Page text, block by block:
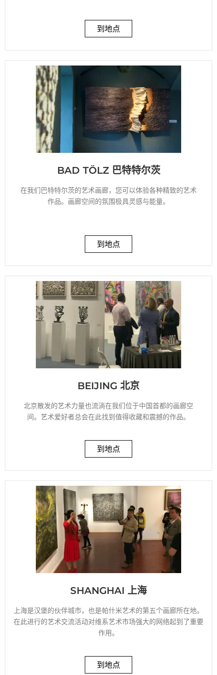
到地点
BAD TÖLZ 巴特特尔茨
在我们巴特特尔茨的艺术画廊，您可以体验各种精致的艺术
作品。画廊空间的氛围极具灵感与能量。
到地点
BEIJING 北京
北京散发的艺术力量也流淌在我们位于中国首都的画廊空
间。艺术爱好者总会在此找到值得收藏和震撼的作品。
到地点
SHANGHAI 上海
上海是汉堡的伙伴城市，也是帕什米艺术的第五个画廊所在地。
在此进行的艺术交流活动对维系艺术市场强大的网络起到了重要
作用。
到地点